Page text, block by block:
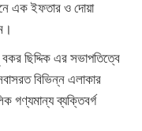
এক ইফতার ও দোয়া
ছিদ্দিক এর সভাপতিত্বে
বিভিন্ন এলাকার
গণ্যমান্য ব্যক্তিবর্গ